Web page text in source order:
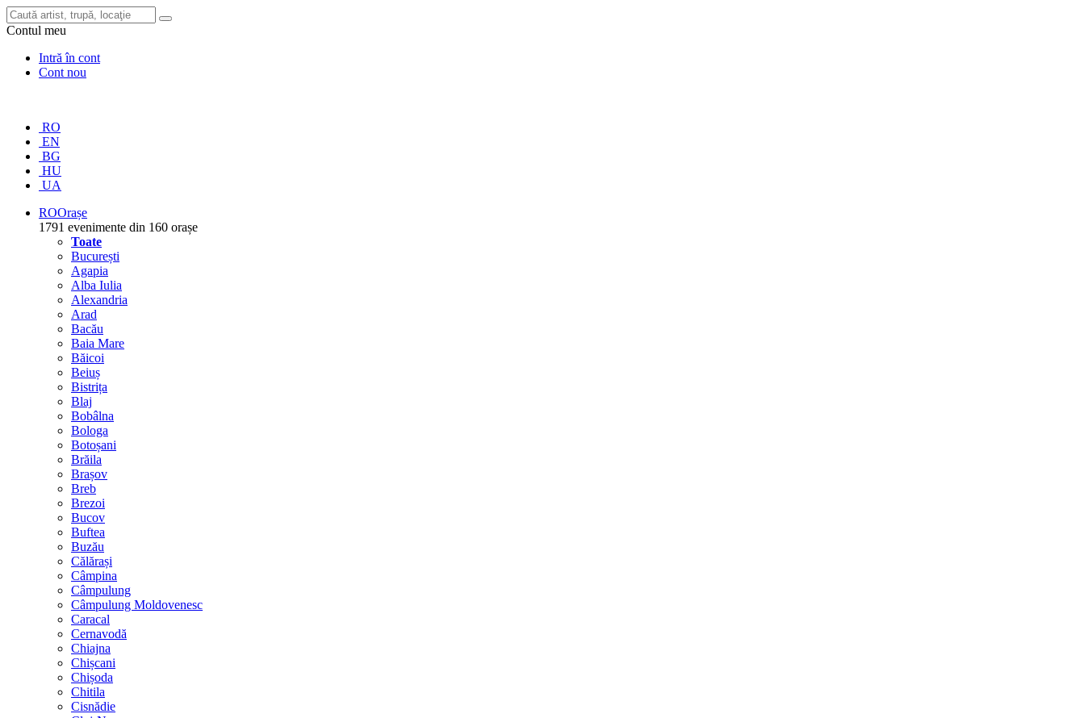
Contul meu
Intră în cont
Cont nou
RO
EN
BG
HU
UA
ROOrașe
1791 evenimente din 160 orașe
Toate
București
Agapia
Alba Iulia
Alexandria
Arad
Bacău
Baia Mare
Băicoi
Beiuș
Bistrița
Blaj
Bobâlna
Bologa
Botoșani
Brăila
Brașov
Breb
Brezoi
Bucov
Buftea
Buzău
Călărași
Câmpina
Câmpulung
Câmpulung Moldovenesc
Caracal
Cernavodă
Chiajna
Chișcani
Chișoda
Chitila
Cisnădie